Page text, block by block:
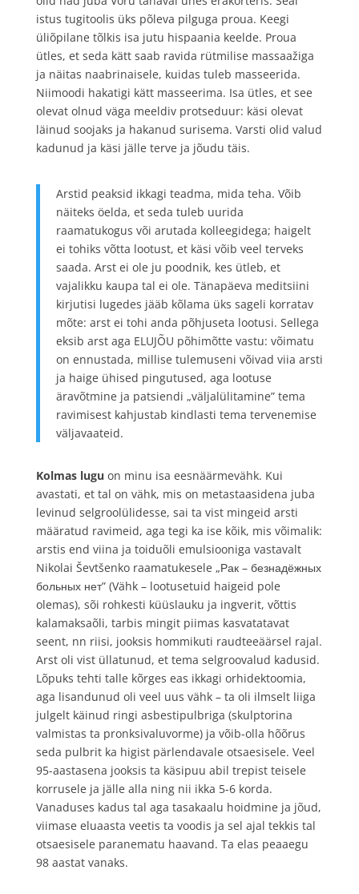
istus tugitoolis üks põleva pilguga proua. Keegi
üliõpilane tõlkis isa jutu hispaania keelde. Proua
ütles, et seda kätt saab ravida rütmilise massaažiga
ja näitas naabrinaisele, kuidas tuleb masseerida.
Niimoodi hakatigi kätt masseerima. Isa ütles, et see
olevat olnud väga meeldiv protseduur: käsi olevat
läinud soojaks ja hakanud surisema. Varsti olid valud
kadunud ja käsi jälle terve ja jõudu täis.
Arstid peaksid ikkagi teadma, mida teha. Võib
näiteks öelda, et seda tuleb uurida
raamatukogus või arutada kolleegidega; haigelt
ei tohiks võtta lootust, et käsi võib veel terveks
saada. Arst ei ole ju poodnik, kes ütleb, et
vajalikku kaupa tal ei ole. Tänapäeva meditsiini
kirjutisi lugedes jääb kõlama üks sageli korratav
mõte: arst ei tohi anda põhjuseta lootusi. Sellega
eksib arst aga ELUJÕU põhimõtte vastu: võimatu
on ennustada, millise tulemuseni võivad viia arsti
ja haige ühised pingutused, aga lootuse
äravõtmine ja patsiendi „väljalülitamine” tema
ravimisest kahjustab kindlasti tema tervenemise
väljavaateid.
Kolmas lugu on minu isa eesnäärmevähk. Kui
avastati, et tal on vähk, mis on metastaasidena juba
levinud selgroolülidesse, sai ta vist mingeid arsti
määratud ravimeid, aga tegi ka ise kõik, mis võimalik:
arstis end viina ja toiduõli emulsiooniga vastavalt
Nikolai Ševtšenko raamatukesele „Рак – безнадёжных
больных нет” (Vähk – lootusetuid haigeid pole
olemas), sõi rohkesti küüslauku ja ingverit, võttis
kalamaksaõli, tarbis mingit piimas kasvatatavat
seent, nn riisi, jooksis hommikuti raudteeäärsel rajal.
Arst oli vist üllatunud, et tema selgroovalud kadusid.
Lõpuks tehti talle kõrges eas ikkagi orhidektoomia,
aga lisandunud oli veel uus vähk – ta oli ilmselt liiga
julgelt käinud ringi asbestipulbriga (skulptorina
valmistas ta pronksivaluvorme) ja võib-olla hõõrus
seda pulbrit ka higist pärlendavale otsaesisele. Veel
95-aastasena jooksis ta käsipuu abil trepist teisele
korrusele ja jälle alla ning nii ikka 5-6 korda.
Vanaduses kadus tal aga tasakaalu hoidmine ja jõud,
viimase eluaasta veetis ta voodis ja sel ajal tekkis tal
otsaesisele paranematu haavand. Ta elas peaaegu
98 aastat vanaks.